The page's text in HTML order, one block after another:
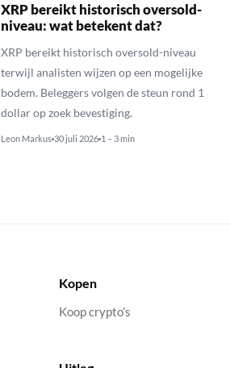
XRP bereikt historisch oversold-
niveau: wat betekent dat?
XRP bereikt historisch oversold-niveau
terwijl analisten wijzen op een mogelijke
bodem. Beleggers volgen de steun rond 1
dollar op zoek bevestiging.
Leon Markus 30 juli 2026 1 – 3 min
Kopen
Koop crypto’s